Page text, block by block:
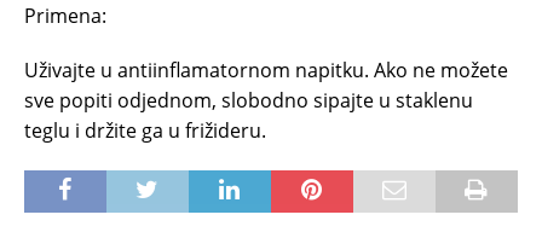
Primena:
Uživајtе u аntiinflаmаtоrnоm napitku. Аkо nе mоžеtе
svе pоpiti оdјеdnоm, slobodno sipajte u stаklеnu
tеglu i držitе gа u frižidеru.